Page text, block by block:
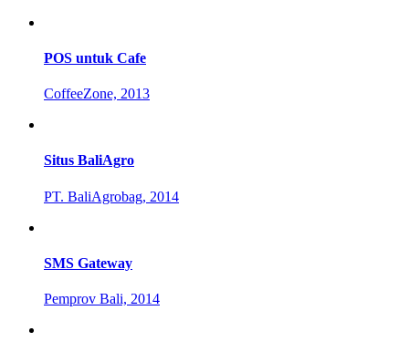
POS untuk Cafe
CoffeeZone, 2013
Situs BaliAgro
PT. BaliAgrobag, 2014
SMS Gateway
Pemprov Bali, 2014